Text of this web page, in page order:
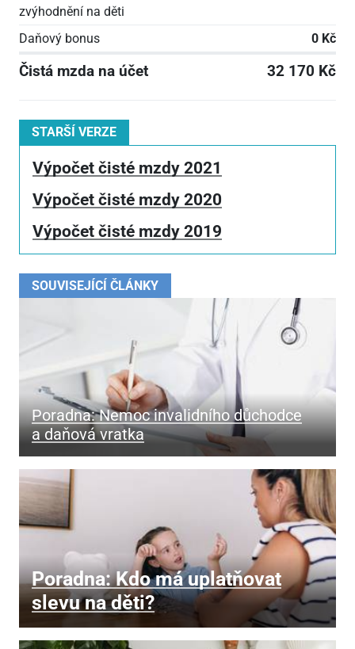
zvýhodnění na děti
Daňový bonus 0 Kč
Čistá mzda na účet 32 170 Kč
STARŠÍ VERZE
Výpočet čisté mzdy 2021
Výpočet čisté mzdy 2020
Výpočet čisté mzdy 2019
SOUVISEJÍCÍ ČLÁNKY
Poradna: Nemoc invalidního důchodce
a daňová vratka
Poradna: Kdo má uplatňovat
slevu na děti?